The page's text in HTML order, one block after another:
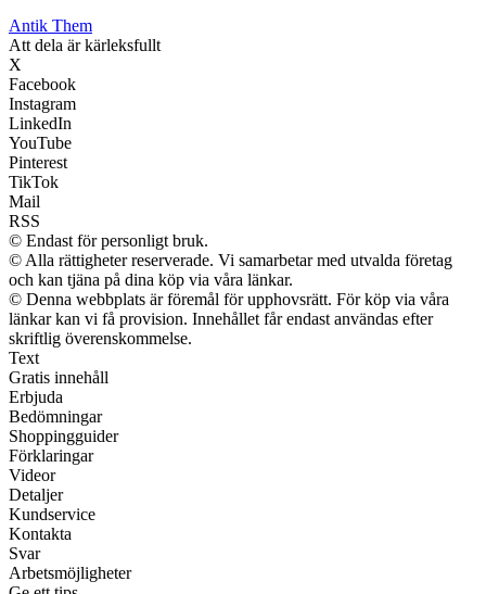
Antik Them
Att dela är kärleksfullt
X
Facebook
Instagram
LinkedIn
YouTube
Pinterest
TikTok
Mail
RSS
© Endast för personligt bruk.
© Alla rättigheter reserverade. Vi samarbetar med utvalda företag
och kan tjäna på dina köp via våra länkar.
© Denna webbplats är föremål för upphovsrätt. För köp via våra
länkar kan vi få provision. Innehållet får endast användas efter
skriftlig överenskommelse.
Text
Gratis innehåll
Erbjuda
Bedömningar
Shoppingguider
Förklaringar
Videor
Detaljer
Kundservice
Kontakta
Svar
Arbetsmöjligheter